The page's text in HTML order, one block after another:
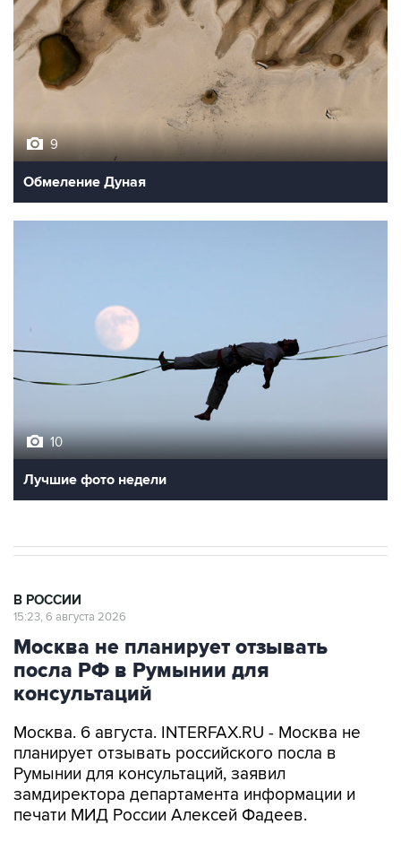
9
Обмеление Дуная
10
Лучшие фото недели
В РОССИИ
15:23, 6 августа 2026
Москва не планирует отзывать
посла РФ в Румынии для
консультаций
Москва. 6 августа. INTERFAX.RU - Москва не
планирует отзывать российского посла в
Румынии для консультаций, заявил
замдиректора департамента информации и
печати МИД России Алексей Фадеев.